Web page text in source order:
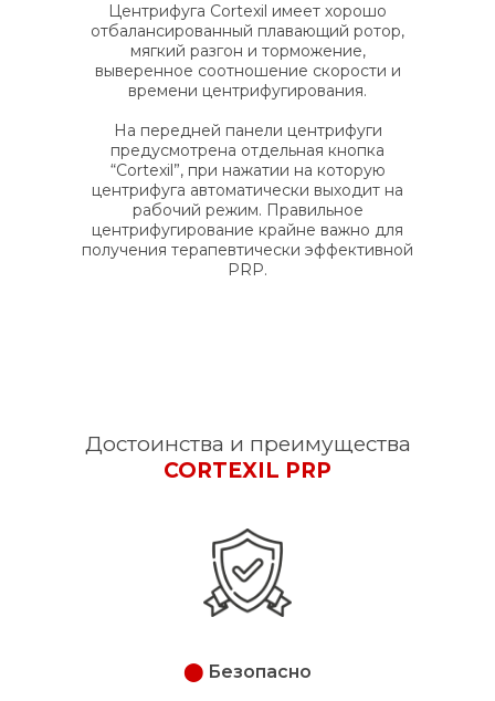
Центрифуга Cortexil имеет хорошо
отбалансированный плавающий ротор,
мягкий разгон и торможение,
выверенное соотношение скорости и
времени центрифугирования.
На передней панели центрифуги
предусмотрена отдельная кнопка
“Cortexil”, при нажатии на которую
центрифуга автоматически выходит на
рабочий режим. Правильное
центрифугирование крайне важно для
получения терапевтически эффективной
PRP.
Достоинства и преимущества
CORTEXIL PRP
⬤ Безопасно